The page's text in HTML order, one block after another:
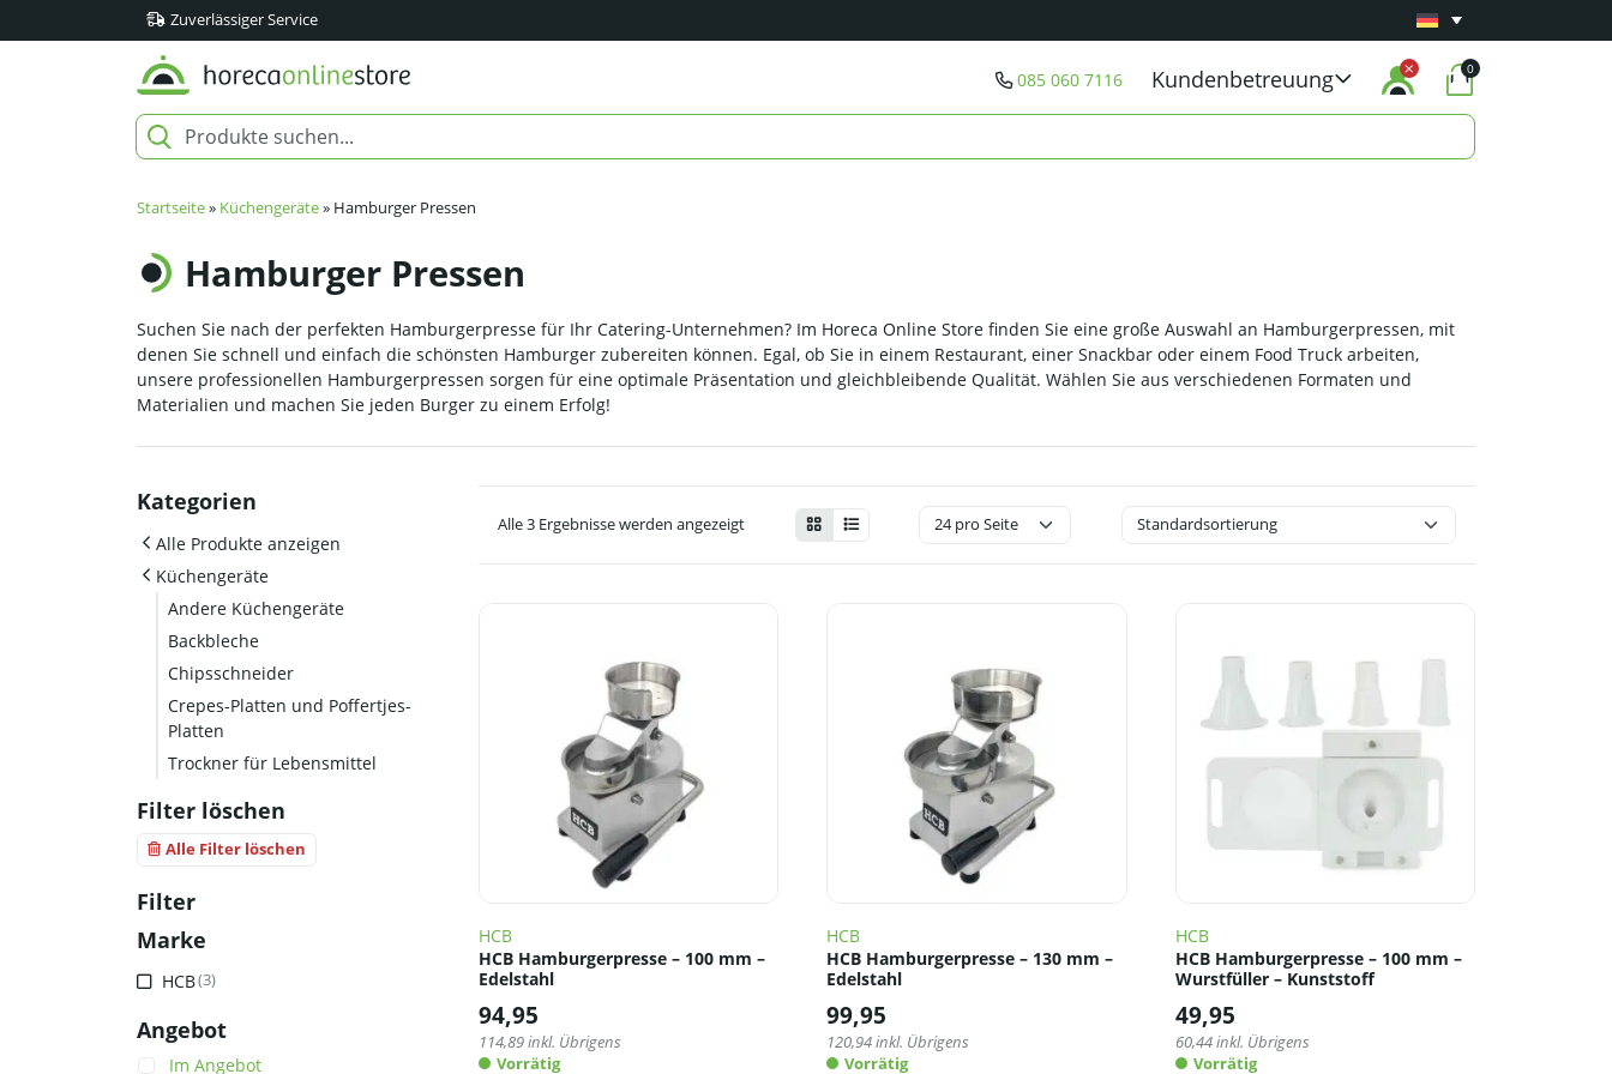
Zuverlässiger Service Carry-in-Garantie
085 060 7116 Kundenbetreuung 0
Startseite» Küchengeräte» Hamburger Pressen
Hamburger Pressen
Suchen Sie nach der perfekten Hamburgerpresse für Ihr Catering-Unternehmen? Im Horeca Online Store finden Sie eine große Auswahl an Hamburgerpressen, mit
denen Sie schnell und einfach die schönsten Hamburger zubereiten können. Egal, ob Sie in einem Restaurant, einer Snackbar oder einem Food Truck arbeiten,
unsere professionellen Hamburgerpressen sorgen für eine optimale Präsentation und gleichbleibende Qualität. Wählen Sie aus verschiedenen Formaten und
Materialien und machen Sie jeden Burger zu einem Erfolg!
Kategorien
Alle Produkte anzeigen
Küchengeräte
Andere Küchengeräte
Backbleche
Chipsschneider
Crepes-Platten und Poffertjes-
Platten
Trockner für Lebensmittel
Filter löschen
Alle Filter löschen
Filter
Marke
HCB(3)
Angebot
Im Angebot
Alle 3 Ergebnisse werden angezeigt
HCB
HCB Hamburgerpresse – 100 mm –
Edelstahl
94,95
114,89inkl. Übrigens
Vorrätig
HCB
HCB Hamburgerpresse – 130 mm –
Edelstahl
99,95
120,94inkl. Übrigens
Vorrätig
HCB
HCB Hamburgerpresse – 100 mm –
Wurstfüller – Kunststoff
49,95
60,44inkl. Übrigens
Vorrätig